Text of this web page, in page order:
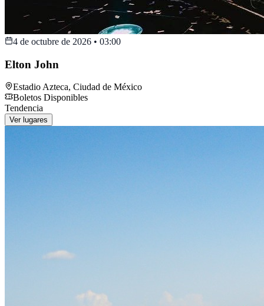
4 de octubre de 2026 • 03:00
Elton John
Estadio Azteca, Ciudad de México
Boletos Disponibles
Tendencia
Ver lugares